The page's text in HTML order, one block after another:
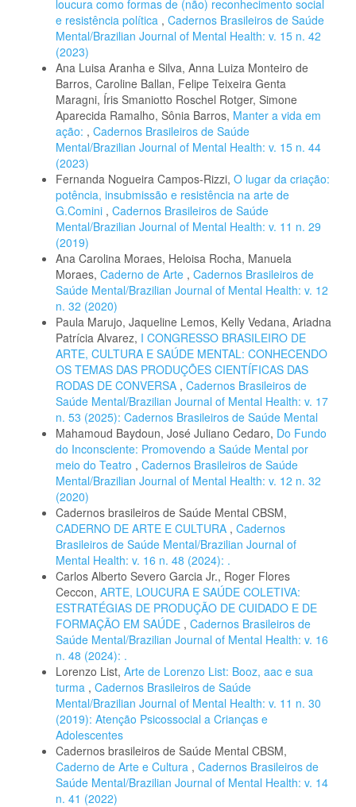
loucura como formas de (não) reconhecimento social
e resistência política , Cadernos Brasileiros de Saúde
Mental/Brazilian Journal of Mental Health: v. 15 n. 42
(2023)
Ana Luisa Aranha e Silva, Anna Luiza Monteiro de
Barros, Caroline Ballan, Felipe Teixeira Genta
Maragni, Íris Smaniotto Roschel Rotger, Simone
Aparecida Ramalho, Sônia Barros, Manter a vida em
ação: , Cadernos Brasileiros de Saúde
Mental/Brazilian Journal of Mental Health: v. 15 n. 44
(2023)
Fernanda Nogueira Campos-Rizzi, O lugar da criação:
potência, insubmissão e resistência na arte de
G.Comini , Cadernos Brasileiros de Saúde
Mental/Brazilian Journal of Mental Health: v. 11 n. 29
(2019)
Ana Carolina Moraes, Heloisa Rocha, Manuela
Moraes, Caderno de Arte , Cadernos Brasileiros de
Saúde Mental/Brazilian Journal of Mental Health: v. 12
n. 32 (2020)
Paula Marujo, Jaqueline Lemos, Kelly Vedana, Ariadna
Patrícia Alvarez, I CONGRESSO BRASILEIRO DE
ARTE, CULTURA E SAÚDE MENTAL: CONHECENDO
OS TEMAS DAS PRODUÇÕES CIENTÍFICAS DAS
RODAS DE CONVERSA , Cadernos Brasileiros de
Saúde Mental/Brazilian Journal of Mental Health: v. 17
n. 53 (2025): Cadernos Brasileiros de Saúde Mental
Mahamoud Baydoun, José Juliano Cedaro, Do Fundo
do Inconsciente: Promovendo a Saúde Mental por
meio do Teatro , Cadernos Brasileiros de Saúde
Mental/Brazilian Journal of Mental Health: v. 12 n. 32
(2020)
Cadernos brasileiros de Saúde Mental CBSM,
CADERNO DE ARTE E CULTURA , Cadernos
Brasileiros de Saúde Mental/Brazilian Journal of
Mental Health: v. 16 n. 48 (2024): .
Carlos Alberto Severo Garcia Jr., Roger Flores
Ceccon, ARTE, LOUCURA E SAÚDE COLETIVA:
ESTRATÉGIAS DE PRODUÇÃO DE CUIDADO E DE
FORMAÇÃO EM SAÚDE , Cadernos Brasileiros de
Saúde Mental/Brazilian Journal of Mental Health: v. 16
n. 48 (2024): .
Lorenzo List, Arte de Lorenzo List: Booz, aac e sua
turma , Cadernos Brasileiros de Saúde
Mental/Brazilian Journal of Mental Health: v. 11 n. 30
(2019): Atenção Psicossocial a Crianças e
Adolescentes
Cadernos brasileiros de Saúde Mental CBSM,
Caderno de Arte e Cultura , Cadernos Brasileiros de
Saúde Mental/Brazilian Journal of Mental Health: v. 14
n. 41 (2022)